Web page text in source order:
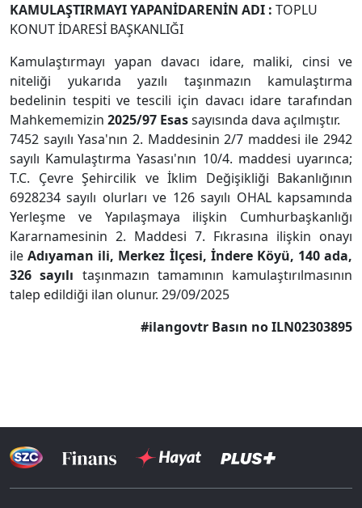
KAMULAŞTIRMAYI YAPANİDARENİN ADI : TOPLU
KONUT İDARESİ BAŞKANLIĞI
Kamulaştırmayı yapan davacı idare, maliki, cinsi ve
niteliği yukarıda yazılı taşınmazın kamulaştırma
bedelinin tespiti ve tescili için davacı idare tarafından
Mahkememizin 2025/97 Esassayısında dava açılmıştır.
7452 sayılı Yasa'nın 2. Maddesinin 2/7 maddesi ile 2942
sayılı Kamulaştırma Yasası'nın 10/4. maddesi uyarınca;
T.C. Çevre Şehircilik ve İklim Değişikliği Bakanlığının
6928234 sayılı olurları ve 126 sayılı OHAL kapsamında
Yerleşme ve Yapılaşmaya ilişkin Cumhurbaşkanlığı
Kararnamesinin 2. Maddesi 7. Fıkrasına ilişkin onayı
ileAdıyaman ili, Merkez İlçesi, İndere Köyü, 140 ada,
326 sayılı taşınmazın tamamının kamulaştırılmasının
talep edildiği ilan olunur. 29/09/2025
#ilangovtr Basın no ILN02303895